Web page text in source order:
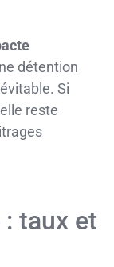
détention
Si
reste
: taux et